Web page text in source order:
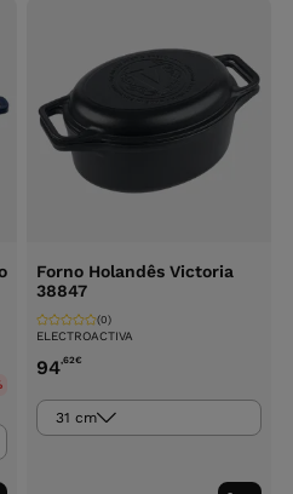
Forno Holandês Victoria
38847
ELECTROACTIVA
(0)
94,62€
31 cm